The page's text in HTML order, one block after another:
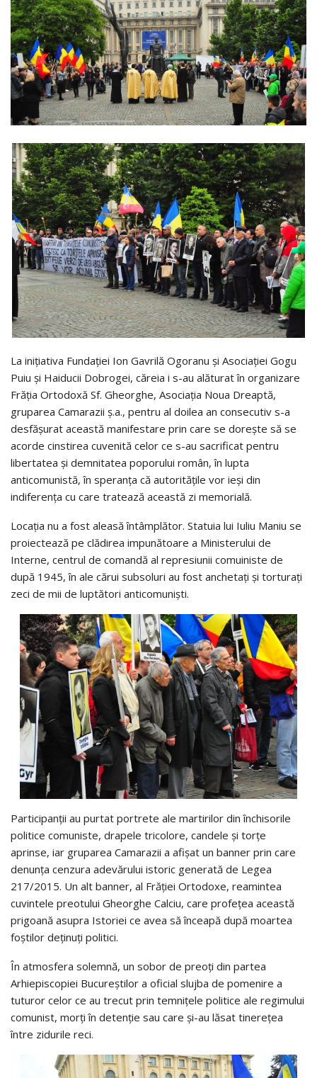
La inițiativa Fundației Ion Gavrilă Ogoranu și Asociației Gogu
Puiu și Haiducii Dobrogei, căreia i s-au alăturat în organizare
Frăția Ortodoxă Sf. Gheorghe, Asociația Noua Dreaptă,
gruparea Camarazii ș.a., pentru al doilea an consecutiv s-a
desfășurat această manifestare prin care se dorește să se
acorde cinstirea cuvenită celor ce s-au sacrificat pentru
libertatea și demnitatea poporului român, în lupta
anticomunistă, în speranța că autoritățile vor ieși din
indiferența cu care tratează această zi memorială.
Locația nu a fost aleasă întâmplător. Statuia lui Iuliu Maniu se
proiectează pe clădirea impunătoare a Ministerului de
Interne, centrul de comandă al represiunii comuiniste de
după 1945, în ale cărui subsoluri au fost anchetați și torturați
zeci de mii de luptători anticomuniști.
Participanții au purtat portrete ale martirilor din închisorile
politice comuniste, drapele tricolore, candele și torțe
aprinse, iar gruparea Camarazii a afișat un banner prin care
denunța cenzura adevărului istoric generată de Legea
217/2015. Un alt banner, al Frăției Ortodoxe, reamintea
cuvintele preotului Gheorghe Calciu, care profețea această
prigoană asupra Istoriei ce avea să înceapă după moartea
foștilor deținuți politici.
În atmosfera solemnă, un sobor de preoți din partea
Arhiepiscopiei Bucureștilor a oficial slujba de pomenire a
tuturor celor ce au trecut prin temnițele politice ale regimului
comunist, morți în detenție sau care și-au lăsat tinerețea
între zidurile reci.